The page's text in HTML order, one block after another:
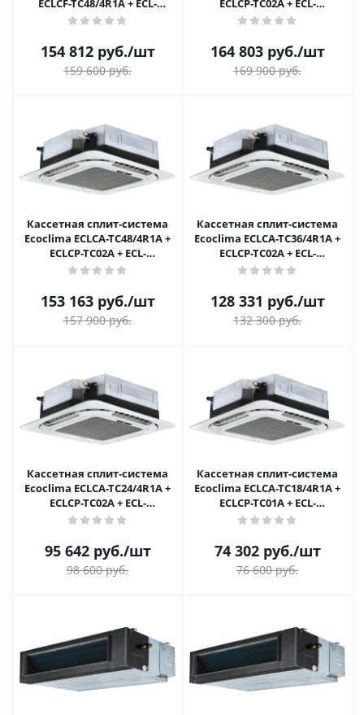
ECLCF-TC48/4R1A + ECL-
TC48/5R1A(U)
154 812руб./шт
159 600руб.
ECLCP-TC02A + ECL-
TC60/5R1A(U)
164 803руб./шт
169 900руб.
Кассетная сплит-система
Ecoclima ECLCA-TC48/4R1A +
ECLCP-TC02A + ECL-
TC48/5R1A(U)
153 163руб./шт
157 900руб.
Кассетная сплит-система
Ecoclima ECLCA-TC36/4R1A +
ECLCP-TC02A + ECL-
TC36/5R1A(U)
128 331 руб./шт
132 300руб.
Кассетная сплит-система
Ecoclima ECLCA-TC24/4R1A +
ECLCP-TC02A + ECL-
TC24/4R1A(U)
95 642руб./шт
98 600руб.
Кассетная сплит-система
Ecoclima ECLCA-TC18/4R1A +
ECLCP-TC01A + ECL-
TC18/4R1A(U)
74 302руб./шт
76 600руб.